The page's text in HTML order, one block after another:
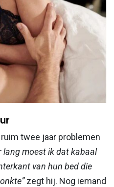
ruim twee jaar problemen
lang moest ik dat kabaal
van hun bed die
zegt hij. Nog iemand